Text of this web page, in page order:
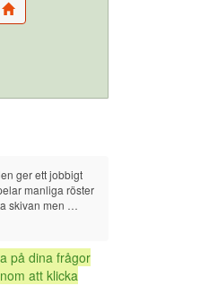
ger ett jobbigt
manliga röster
skivan men
testade
på dina frågor
att klicka